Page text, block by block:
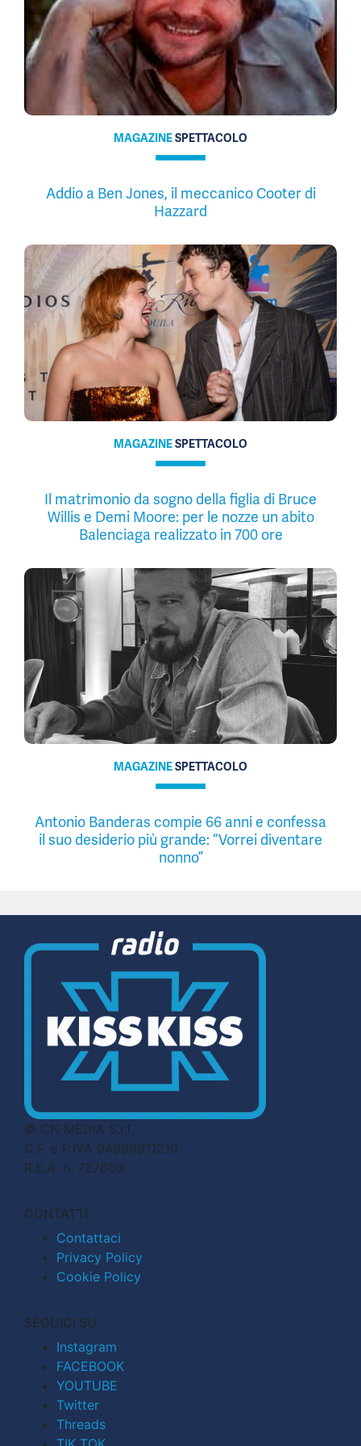
MAGAZINESPETTACOLO
Addio a Ben Jones, il meccanico Cooter di
Hazzard
MAGAZINESPETTACOLO
Il matrimonio da sogno della figlia di Bruce
Willis e Demi Moore: per le nozze un abito
Balenciaga realizzato in 700 ore
MAGAZINESPETTACOLO
Antonio Banderas compie 66 anni e confessa
il suo desiderio più grande: “Vorrei diventare
nonno”
© CN MEDIA S.r.l.
C.F. e P.IVA 04998911210
R.E.A. n. 727803
CONTATTI
Contattaci
Privacy Policy
Cookie Policy
SEGUICI SU
Instagram
FACEBOOK
YOUTUBE
Twitter
Threads